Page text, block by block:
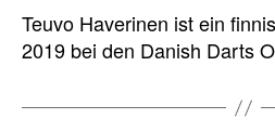
Teuvo Haverinen ist ein
2019 bei den Danish Darts